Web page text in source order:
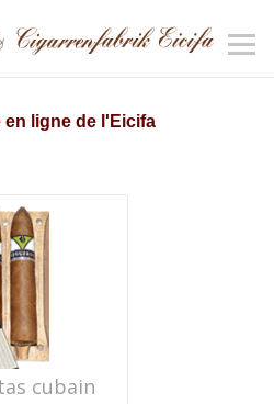
en ligne de l'Eicifa
cubain